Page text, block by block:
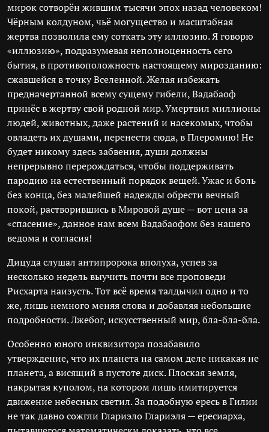
мирок сотворён жившим тысячи эпох назад человеком!
Чёрным колдуном, чьё могущество и масштабная
жертва позволила ему соткать эту иллюзию. Я говорю
«иллюзию», подразумевая неполноценность сего
бытия, в противоположность настоящему мирозданию:
сжавшейся в точку Вселенной. Желая избежать
предначертанной всему сущему гибели, Вадабаоф
принёс в жертву свой родной мир. Умертвил миллионы
людей, животных, даже растений и насекомых, чтобы
овладеть их душами, перенести сюда, в Плеромию! Не
будет никому здесь забвения, души должны
непрерывно перерождаться, чтобы поддерживать
пародию на естественный порядок вещей. Ужас и боль
без конца, без малейшей надежды обрести вечный
покой, растворившись в Мировой душе — вот цена за
«спасение», данное нам всем Вадабаофом без нашего
ведома и согласия!
Дицуда слушал антипророка вполуха, успев за
несколько недель выучить почти все проповеди
Рисхарта наизусть. Тот всё время талдычил одно и то
же, лишь немного меняя слова и добавляя небольшие
подробности. Лжебог, искусственный мир, бла-бла-бла.
Особенно юного инквизитора позабавило
утверждение, что их планета на самом деле никакая не
планета, а висящий в пустоте диск. Плоская земля,
накрытая куполом, на котором лишь имитируется
движение небесных светил. За подобную ересь в Гилии
не так давно сожгли Глариэло Глариэля — ересиарха,